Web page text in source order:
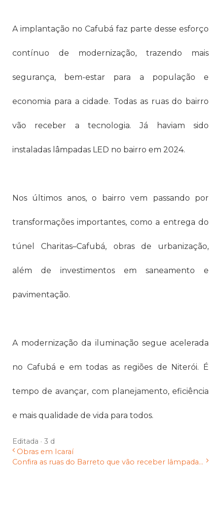
A implantação no Cafubá faz parte desse esforço
contínuo de modernização, trazendo mais
segurança, bem-estar para a população e
economia para a cidade. Todas as ruas do bairro
vão receber a tecnologia. Já haviam sido
instaladas lâmpadas LED no bairro em 2024.
Nos últimos anos, o bairro vem passando por
transformações importantes, como a entrega do
túnel Charitas–Cafubá, obras de urbanização,
além de investimentos em saneamento e
pavimentação.
A modernização da iluminação segue acelerada
no Cafubá e em todas as regiões de Niterói. É
tempo de avançar, com planejamento, eficiência
e mais qualidade de vida para todos.
Editada · 3 d
Obras em Icaraí
Confira as ruas do Barreto que vão receber lâmpada...